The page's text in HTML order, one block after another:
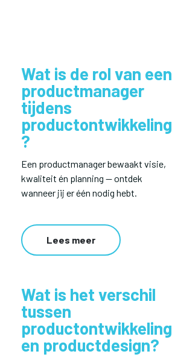
Wat is de rol van een
productmanager
tijdens
productontwikkeling
?
Een productmanager bewaakt visie,
kwaliteit én planning — ontdek
wanneer jij er één nodig hebt.
Lees meer
Wat is het verschil
tussen
productontwikkeling
en productdesign?